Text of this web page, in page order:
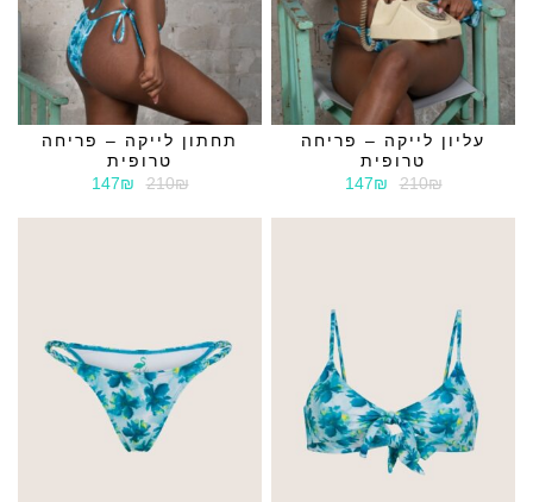
עליון לייקה – פריחה
טרופית
210₪
147₪
תחתון לייקה – פריחה
טרופית
210₪
147₪